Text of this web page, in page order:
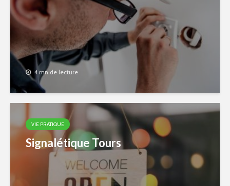
4 mn de lecture
VIE PRATIQUE
Signalétique Tours